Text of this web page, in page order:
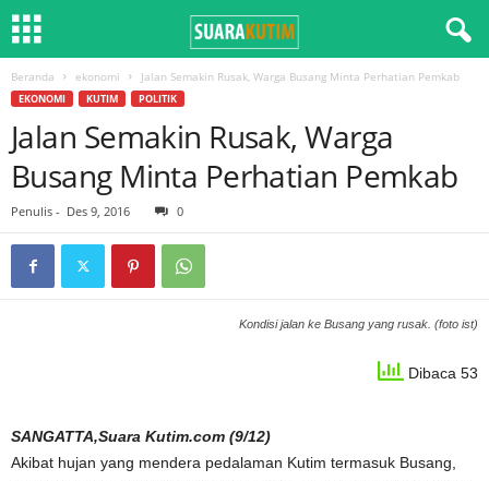
Beranda ekonomi Jalan Semakin Rusak, Warga Busang Minta Perhatian Pemkab
EKONOMI KUTIM POLITIK
Jalan Semakin Rusak, Warga
Busang Minta Perhatian Pemkab
Penulis - Des 9, 2016 0
Kondisi jalan ke Busang yang rusak. (foto ist)
Dibaca 53
SANGATTA,Suara Kutim.com (9/12)
Akibat hujan yang mendera pedalaman Kutim termasuk Busang,